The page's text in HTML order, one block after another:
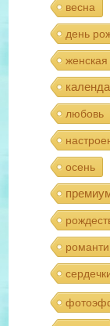
весна
день
женская
любовь
осень